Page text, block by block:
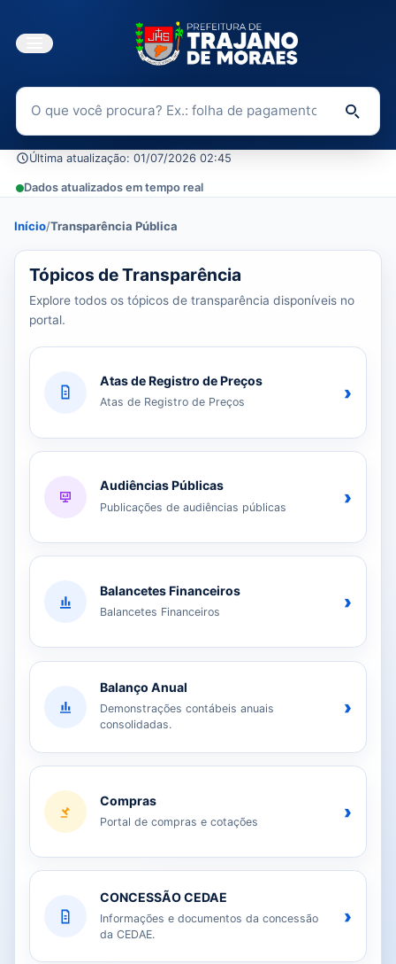
Buscar no Portal da Transparência
Última atualização: 01/07/2026 02:45
Dados atualizados em tempo real
Início/Transparência Pública
39 tópicos carregados do banco de dados.
Tópicos de Transparência
Explore todos os tópicos de transparência disponíveis no
portal.
Atas de Registro de Preços
Atas de Registro de Preços ›
Audiências Públicas
Publicações de audiências públicas ›
Balancetes Financeiros
Balancetes Financeiros ›
Balanço Anual
Demonstrações contábeis anuais
consolidadas.
›
Compras
Portal de compras e cotações ›
CONCESSÃO CEDAE
Informações e documentos da concessão
da CEDAE.
›